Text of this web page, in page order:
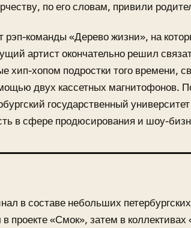
по его словам, привили
команды «Дерево жизни», на
артист окончательно решил
хип-хопом подростки того времени,
двух кассетных магнитофонов.
государственный
в сфере продюсирования и шоу-
в составе небольших
проекте «Смок», затем в коллективах